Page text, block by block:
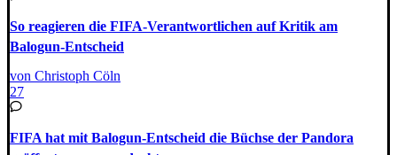
So reagieren die FIFA-Verantwortlichen auf Kritik am
Balogun-Entscheid
von Christoph Cöln
27
FIFA hat mit Balogun-Entscheid die Büchse der Pandora